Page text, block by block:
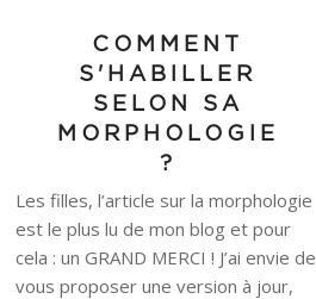
COMMENT
S'HABILLER
SELON SA
MORPHOLOGIE
?
Les filles, l’article sur la morphologie
est le plus lu de mon blog et pour
cela : un GRAND MERCI ! J’ai envie de
vous proposer une version à jour,